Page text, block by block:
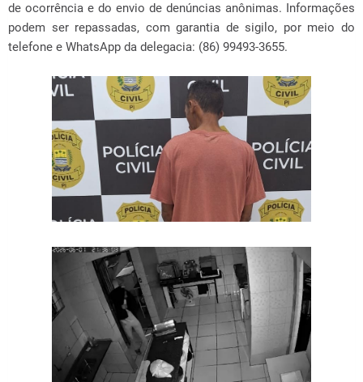
de ocorrência e do envio de denúncias anônimas. Informações
podem ser repassadas, com garantia de sigilo, por meio do
telefone e WhatsApp da delegacia: (86) 99493-3655.